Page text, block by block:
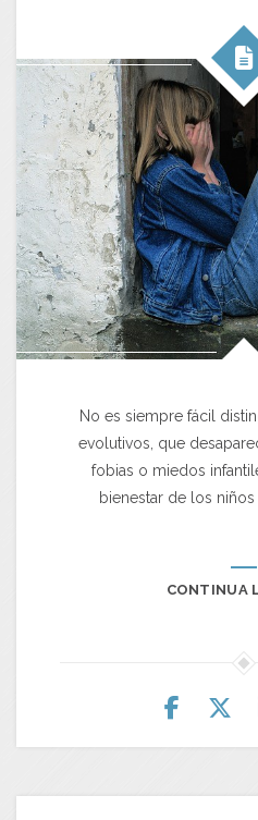
No es siempre fácil
evolutivos, que
fobias o miedos
bienestar de los niños
CONTINUA